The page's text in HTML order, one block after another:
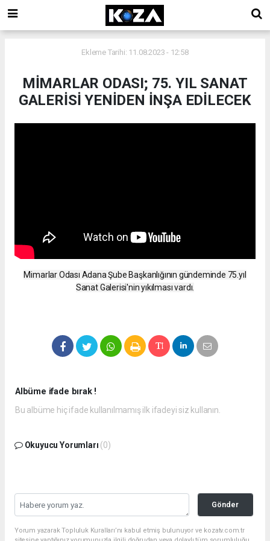
Ekleme Tarihi: 11.08.2023 - 12:58
MİMARLAR ODASI; 75. YIL SANAT
GALERİSİ YENİDEN İNŞA EDİLECEK
Mimarlar Odası Adana Şube Başkanlığının gündeminde 75.yıl
Sanat Galerisi'nin yıkılması vardı.
Albüme ifade bırak !
Bu albüme hiç ifade kullanılmamış ilk ifadeyi siz kullanın.
Okuyucu Yorumları (0)
Gönder
Yorum yazarak Topluluk Kuralları’nı kabul etmiş bulunuyor ve kozatv.com.tr